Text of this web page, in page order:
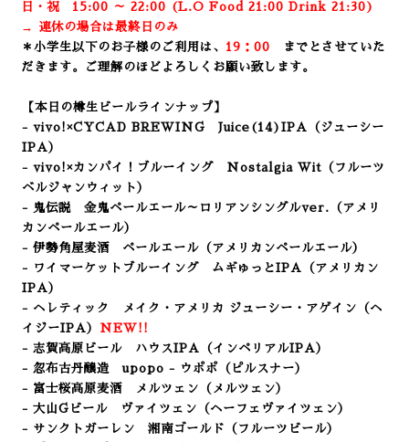
日・祝 15:00 ～ 22:00 (L.O Food 21:00 Drink 21:30)
→ 連休の場合は最終日のみ
＊小学生以下のお子様のご利用は、 19：00
までとさせていた
だきます。ご理解のほどよろしくお願い致します。
【本日の樽生ビールラインナップ】
- vivo!×CYCAD BREWING Juice(14)IPA （ジューシー
IPA）
- vivo!×カンパイ！ブルーイング Nostalgia Wit（フルーツ
ベルジャンウィット）
- 鬼伝説 金鬼ペールエール～ロリアンシングルver.（アメリ
カンペールエール）
- 伊勢角屋麦酒 ペールエール（アメリカンペールエール）
- ワイマーケットブルーイング ムギゅっとIPA （アメリカン
IPA）
- ヘレティック メイク・アメリカ ジューシー・アゲイン（ヘ
イジーIPA） NEW!!
- 志賀高原ビール ハウスIPA（インペリアルIPA）
- 忽布古丹醸造 upopo - ウポポ（ピルスナー）
- 富士桜高原麦酒 メルツェン（メルツェン）
- 大山Gビール ヴァイツェン（ヘーフェヴァイツェン）
- サンクトガーレン 湘南ゴールド（フルーツビール）